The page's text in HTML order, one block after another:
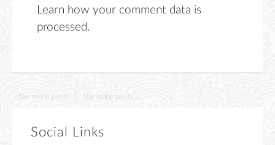
Learn how your comment data is
processed.
No more posts No more posts
Social Links